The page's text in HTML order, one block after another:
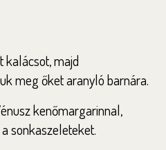
kalácsot, majd
meg őket aranyló barnára.
kenőmargarinnal,
sonkaszeleteket.